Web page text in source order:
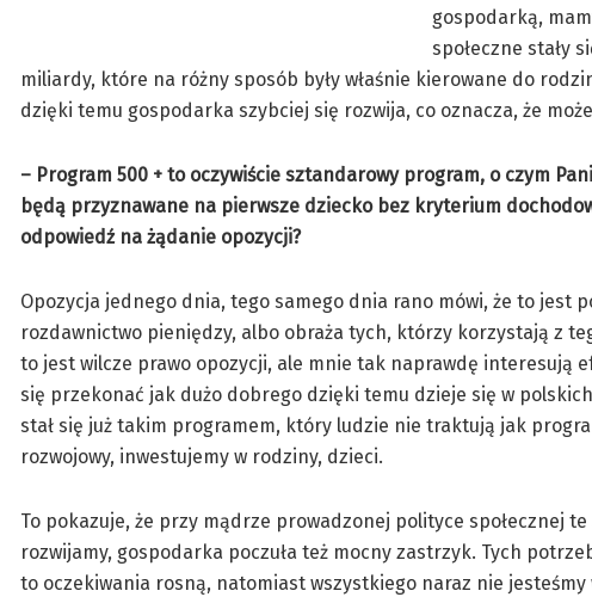
gospodarką,
społeczne stały
miliardy, które na różny sposób były właśnie kierowane do
dzięki temu gospodarka szybciej się rozwija, co oznacza, że
– Program 500 + to oczywiście sztandarowy program, o czym
będą przyznawane na pierwsze dziecko bez kryterium
odpowiedź na żądanie opozycji?
Opozycja jednego dnia, tego samego dnia rano mówi, że to
rozdawnictwo pieniędzy, albo obraża tych, którzy korzystają z
to jest wilcze prawo opozycji, ale mnie tak naprawdę interesują
się przekonać jak dużo dobrego dzięki temu dzieje się w
stał się już takim programem, który ludzie nie traktują jak
rozwojowy, inwestujemy w rodziny, dzieci.
To pokazuje, że przy mądrze prowadzonej polityce społecznej
rozwijamy, gospodarka poczuła też mocny zastrzyk. Tych
to oczekiwania rosną, natomiast wszystkiego naraz nie